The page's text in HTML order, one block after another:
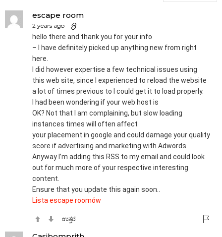
escape room
2 years ago
hello there and thank you for your info
– I have definitely picked up anything new from right
here.
I did however expertise a few technical issues using
this web site, since I experienced to reload the website
a lot of times previous to I could get it to load properly.
I had been wondering if your web host is
OK? Not that I am complaining, but slow loading
instances times will often affect
your placement in google and could damage your quality
score if advertising and marketing with Adwords.
Anyway I’m adding this RSS to my email and could look
out for much more of your respective interesting
content.
Ensure that you update this again soon..
Lista escape roomów
ಉತ್ತರ